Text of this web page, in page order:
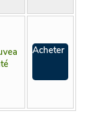
Acheter